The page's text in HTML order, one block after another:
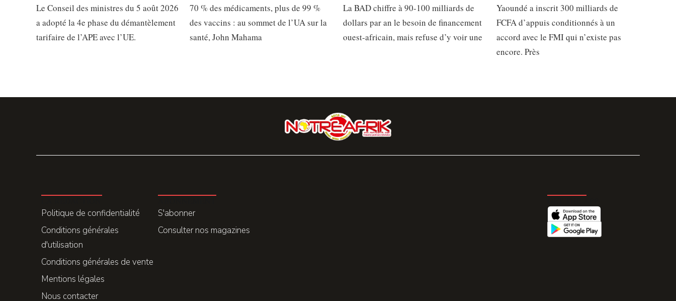
Le Conseil des ministres du 5 août 2026
a adopté la 4e phase du démantèlement
tarifaire de l’APE avec l’UE.
70 % des médicaments, plus de 99 %
des vaccins : au sommet de l’UA sur la
santé, John Mahama
La BAD chiffre à 90-100 milliards de
dollars par an le besoin de financement
ouest-africain, mais refuse d’y voir une
Yaoundé a inscrit 300 milliards de
FCFA d’appuis conditionnés à un
accord avec le FMI qui n’existe pas
encore. Près
Politique de confidentialité
Conditions générales
d'utilisation
Conditions générales de vente
Mentions légales
Nous contacter
S'abonner
Consulter nos magazines